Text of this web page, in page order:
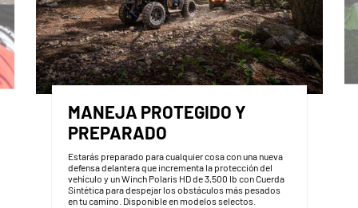
MANEJA PROTEGIDO Y
PREPARADO
Estarás preparado para cualquier cosa con una nueva
defensa delantera que incrementa la protección del
vehículo y un Winch Polaris HD de 3,500 lb con Cuerda
Sintética para despejar los obstáculos más pesados
en tu camino. Disponible en modelos selectos.